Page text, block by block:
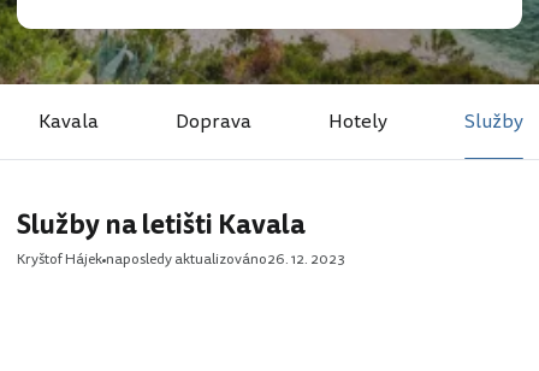
Kavala Doprava Hotely Služby
Služby na letišti Kavala
Kryštof Hájek naposledy aktualizováno26. 12. 2023